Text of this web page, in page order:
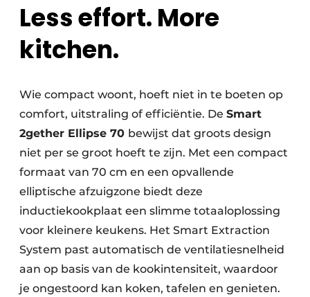
Less effort. More
kitchen.
Wie compact woont, hoeft niet in te boeten op
comfort, uitstraling of efficiëntie. De Smart
2gether Ellipse 70 bewijst dat groots design
niet per se groot hoeft te zijn. Met een compact
formaat van 70 cm en een opvallende
elliptische afzuigzone biedt deze
inductiekookplaat een slimme totaaloplossing
voor kleinere keukens. Het Smart Extraction
System past automatisch de ventilatiesnelheid
aan op basis van de kookintensiteit, waardoor
je ongestoord kan koken, tafelen en genieten.